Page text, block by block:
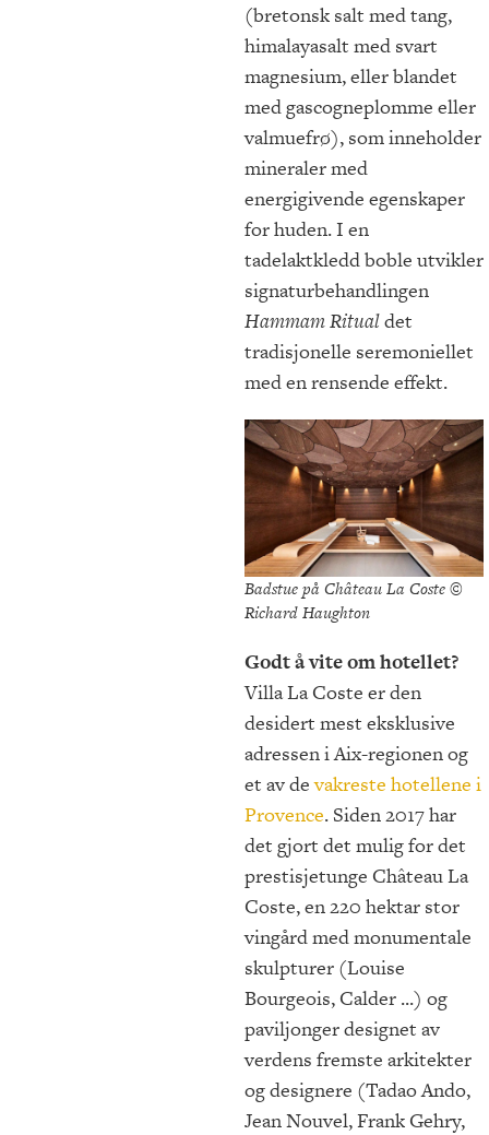
(bretonsk salt med tang,
himalayasalt med svart
magnesium, eller blandet
med gascogneplomme eller
valmuefrø), som inneholder
mineraler med
energigivende egenskaper
for huden. I en
tadelaktkledd boble utvikler
signaturbehandlingen
Hammam Ritualdet
tradisjonelle seremoniellet
med en rensende effekt.
Badstue på Château La Coste ©
Richard Haughton
Godt å vite om hotellet?
Villa La Coste er den
desidert mest eksklusive
adressen i Aix-regionen og
et av devakreste hotellene i
Provence. Siden 2017 har
det gjort det mulig for det
prestisjetunge Château La
Coste, en 220 hektar stor
vingård med monumentale
skulpturer (Louise
Bourgeois, Calder ...) og
paviljonger designet av
verdens fremste arkitekter
og designere (Tadao Ando,
Jean Nouvel, Frank Gehry,